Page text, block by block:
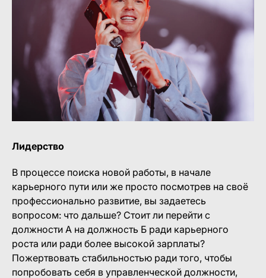
Лидерство
В процессе поиска новой работы, в начале
карьерного пути или же просто посмотрев на своё
профессионально развитие, вы задаетесь
вопросом: что дальше? Стоит ли перейти с
должности А на должность Б ради карьерного
роста или ради более высокой зарплаты?
Пожертвовать стабильностью ради того, чтобы
попробовать себя в управленческой должности,